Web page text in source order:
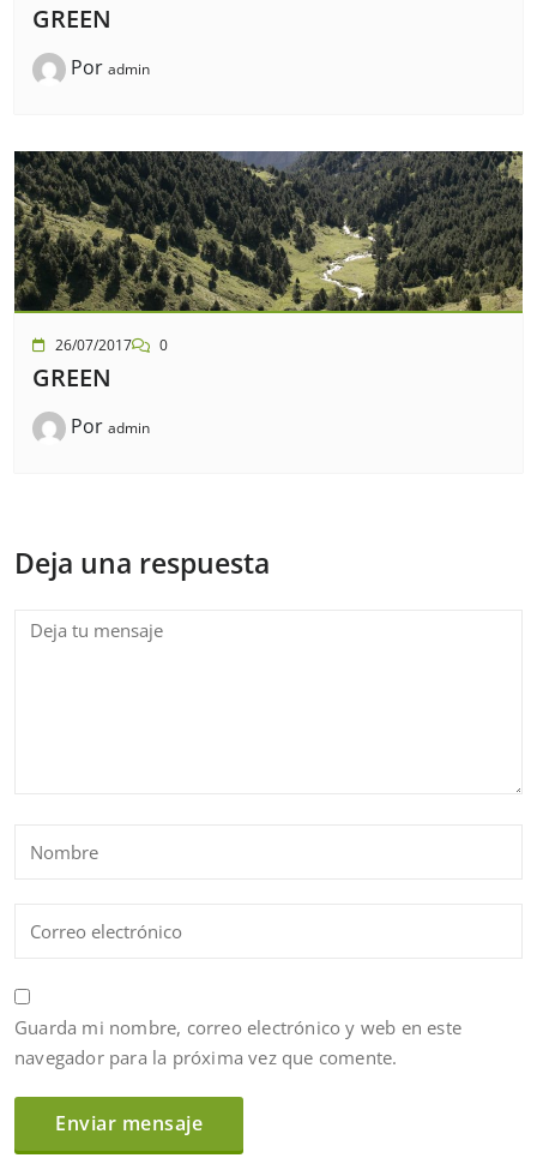
GREEN
Por admin
26/07/2017 0
GREEN
Por admin
Deja una respuesta
Guarda mi nombre, correo electrónico y web en este
navegador para la próxima vez que comente.